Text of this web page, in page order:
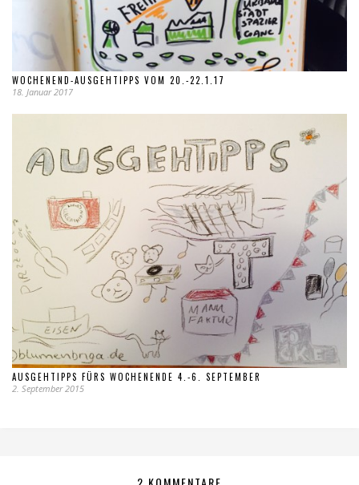
WOCHENEND-AUSGEHTIPPS VOM 20.-22.1.17
18. Januar 2017
AUSGEHTIPPS FÜRS WOCHENENDE 4.-6. SEPTEMBER
2. September 2015